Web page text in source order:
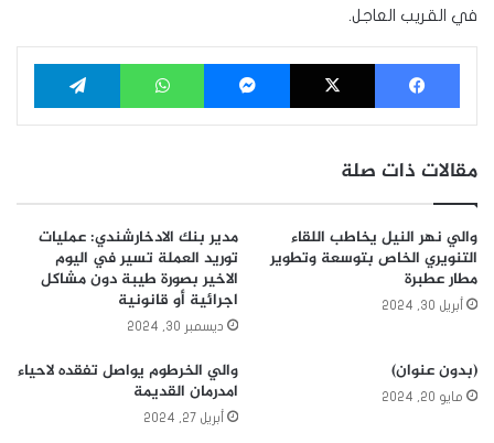
في القريب العاجل.
فيسبوك ‫X ماسنجر واتساب
مقالات ذات صلة
والي نهر النيل يخاطب اللقاء
التنويري الخاص بتوسعة وتطوير
مطار عطبرة
أبريل 30, 2024
مدير بنك الادخارشندي: عمليات
توريد العملة تسير في اليوم
الاخير بصورة طيبة دون مشاكل
اجرائية أو قانونية
ديسمبر 30, 2024
(بدون عنوان)
مايو 20, 2024
والي الخرطوم يواصل تفقده لاحياء
امدرمان القديمة
أبريل 27, 2024